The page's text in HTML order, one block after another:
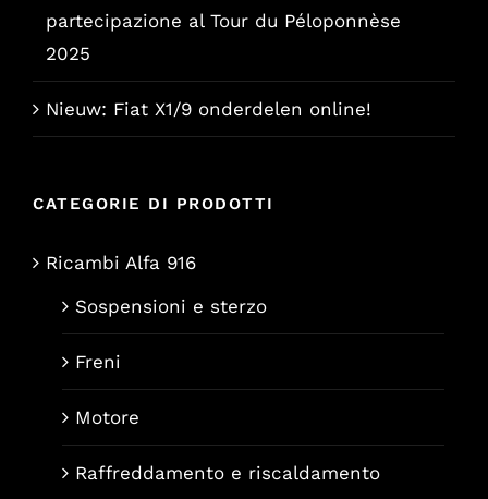
partecipazione al Tour du Péloponnèse
2025
Nieuw: Fiat X1/9 onderdelen online!
CATEGORIE DI PRODOTTI
Ricambi Alfa 916
Sospensioni e sterzo
Freni
Motore
Raffreddamento e riscaldamento